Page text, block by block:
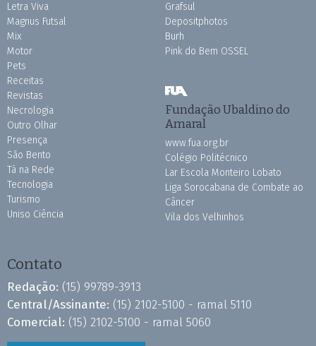
Letra Viva
Magnus Futsal
Mix
Motor
Pets
Receitas
Revistas
Necrologia
Outro Olhar
Presença
São Bento
Tá na Rede
Tecnologia
Turismo
Uniso Ciência
Grafsul
Depositphotos
Burh
Pink do Bem OSSEL
Fundação Ubaldino do
Amaral
www.fua.org.br
Colégio Politécnico
Lar Escola Monteiro Lobato
Liga Sorocabana de Combate ao
Câncer
Vila dos Velhinhos
Contato
Redação: (15) 99789-3913
Central/Assinante: (15) 2102-5100 - ramal 5110
Comercial: (15) 2102-5100 - ramal 5060